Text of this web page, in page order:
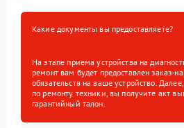
Какие документы вы предоставляете?
На этапе приема устройства на
ремонт вам будет предоставлен заказ-
обязательств на ваше устройство.
по ремонту техники, вы получите акт
гарантийный талон.